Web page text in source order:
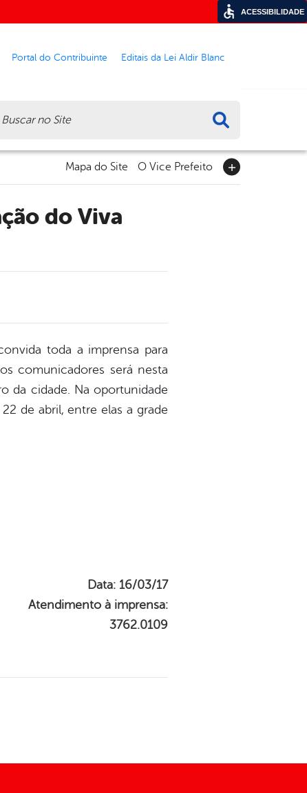
Portal do Contribuinte Editais da Lei Aldir Blanc
Mapa do Site O Vice Prefeito
toda a imprensa para
comunicadores será nesta
da cidade. Na oportunidade
de abril, entre elas a grade
Data: 16/03/17
Atendimento à imprensa:
3762.0109
ACESSIBILIDADE